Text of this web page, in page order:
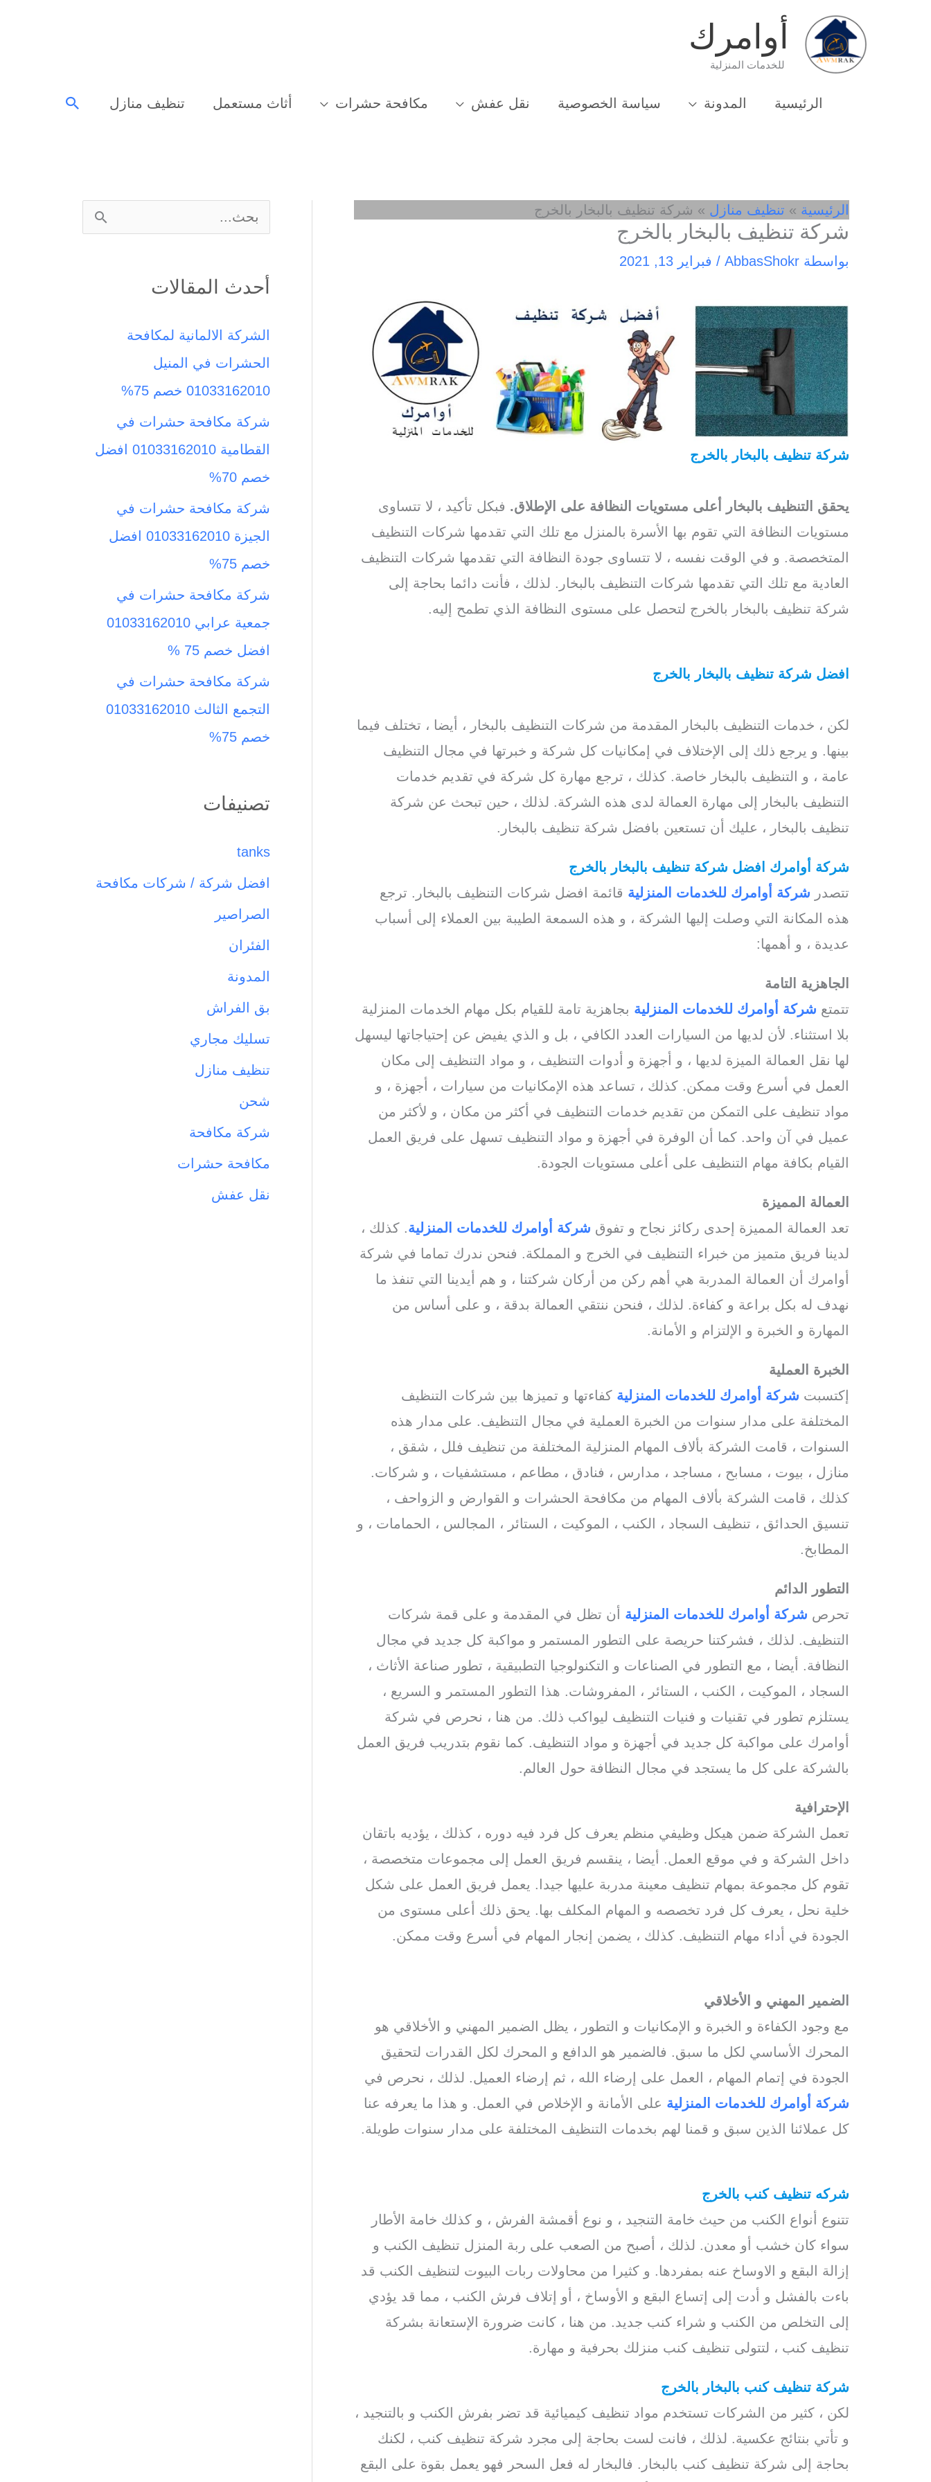
أوامرك
للخدمات المنزلية
الرئيسية المدونة سياسة الخصوصية نقل عفش مكافحة حشرات أثاث مستعمل تنظيف منازل البحث
الرئيسية تنظيف منازل شركة تنظيف بالبخار بالخرج
شركة تنظيف بالبخار بالخرج
بواسطة AbbasShokr
/ فبراير 13, 2021
شركة تنظيف بالبخار بالخرج
يحقق التنظيف بالبخار أعلى مستويات النظافة على الإطلاق. فبكل تأكيد ، لا تتساوى
مستويات النظافة التي تقوم بها الأسرة بالمنزل مع تلك التي تقدمها شركات التنظيف
المتخصصة. و في الوقت نفسه ، لا تتساوى جودة النظافة التي تقدمها شركات التنظيف
العادية مع تلك التي تقدمها شركات التنظيف بالبخار. لذلك ، فأنت دائما بحاجة إلى
شركة تنظيف بالبخار بالخرج لتحصل على مستوى النظافة الذي تطمح إليه.
افضل شركة تنظيف بالبخار بالخرج
لكن ، خدمات التنظيف بالبخار المقدمة من شركات التنظيف بالبخار ، أيضا ، تختلف فيما
بينها. و يرجع ذلك إلى الإختلاف في إمكانيات كل شركة و خبرتها في مجال التنظيف
عامة ، و التنظيف بالبخار خاصة. كذلك ، ترجع مهارة كل شركة في تقديم خدمات
التنظيف بالبخار إلى مهارة العمالة لدى هذه الشركة. لذلك ، حين تبحث عن شركة
تنظيف بالبخار ، عليك أن تستعين بافضل شركة تنظيف بالبخار.
شركة أوامرك افضل شركة تنظيف بالبخار بالخرج
تتصدر شركة أوامرك للخدمات المنزلية قائمة افضل شركات التنظيف بالبخار. ترجع
هذه المكانة التي وصلت إليها الشركة ، و هذه السمعة الطيبة بين العملاء إلى أسباب
عديدة ، و أهمها:
الجاهزية التامة
تتمتع شركة أوامرك للخدمات المنزلية بجاهزية تامة للقيام بكل مهام الخدمات المنزلية
بلا استثناء. لأن لديها من السيارات العدد الكافي ، بل و الذي يفيض عن إحتياجاتها ليسهل
لها نقل العمالة الميزة لديها ، و أجهزة و أدوات التنظيف ، و مواد التنظيف إلى مكان
العمل في أسرع وقت ممكن. كذلك ، تساعد هذه الإمكانيات من سيارات ، أجهزة ، و
مواد تنظيف على التمكن من تقديم خدمات التنظيف في أكثر من مكان ، و لأكثر من
عميل في آن واحد. كما أن الوفرة في أجهزة و مواد التنظيف تسهل على فريق العمل
القيام بكافة مهام التنظيف على أعلى مستويات الجودة.
العمالة المميزة
تعد العمالة المميزة إحدى ركائز نجاح و تفوق شركة أوامرك للخدمات المنزلية. كذلك ،
لدينا فريق متميز من خبراء التنظيف في الخرج و المملكة. فنحن ندرك تماما في شركة
أوامرك أن العمالة المدربة هي أهم ركن من أركان شركتنا ، و هم أيدينا التي تنفذ ما
نهدف له بكل براعة و كفاءة. لذلك ، فنحن ننتقي العمالة بدقة ، و على أساس من
المهارة و الخبرة و الإلتزام و الأمانة.
الخبرة العملية
إكتسبت شركة أوامرك للخدمات المنزلية كفاءتها و تميزها بين شركات التنظيف
المختلفة على مدار سنوات من الخبرة العملية في مجال التنظيف. على مدار هذه
السنوات ، قامت الشركة بألاف المهام المنزلية المختلفة من تنظيف فلل ، شقق ،
منازل ، بيوت ، مسابح ، مساجد ، مدارس ، فنادق ، مطاعم ، مستشفيات ، و شركات.
كذلك ، قامت الشركة بألاف المهام من مكافحة الحشرات و القوارض و الزواحف ،
تنسيق الحدائق ، تنظيف السجاد ، الكنب ، الموكيت ، الستائر ، المجالس ، الحمامات ، و
المطابخ.
التطور الدائم
تحرص شركة أوامرك للخدمات المنزلية أن تظل في المقدمة و على قمة شركات
التنظيف. لذلك ، فشركتنا حريصة على التطور المستمر و مواكبة كل جديد في مجال
النظافة. أيضا ، مع التطور في الصناعات و التكنولوجيا التطبيقية ، تطور صناعة الأثاث ،
السجاد ، الموكيت ، الكنب ، الستائر ، المفروشات. هذا التطور المستمر و السريع ،
يستلزم تطور في تقنيات و فنيات التنظيف ليواكب ذلك. من هنا ، نحرص في شركة
أوامرك على مواكبة كل جديد في أجهزة و مواد التنظيف. كما نقوم بتدريب فريق العمل
بالشركة على كل ما يستجد في مجال النظافة حول العالم.
الإحترافية
تعمل الشركة ضمن هيكل وظيفي منظم يعرف كل فرد فيه دوره ، كذلك ، يؤديه باتقان
داخل الشركة و في موقع العمل. أيضا ، ينقسم فريق العمل إلى مجموعات متخصصة ،
تقوم كل مجموعة بمهام تنظيف معينة مدربة عليها جيدا. يعمل فريق العمل على شكل
خلية نحل ، يعرف كل فرد تخصصه و المهام المكلف بها. يحق ذلك أعلى مستوى من
الجودة في أداء مهام التنظيف. كذلك ، يضمن إنجار المهام في أسرع وقت ممكن.
الضمير المهني و الأخلاقي
مع وجود الكفاءة و الخبرة و الإمكانيات و التطور ، يظل الضمير المهني و الأخلاقي هو
المحرك الأساسي لكل ما سبق. فالضمير هو الدافع و المحرك لكل القدرات لتحقيق
الجودة في إتمام المهام ، العمل على إرضاء الله ، ثم إرضاء العميل. لذلك ، نحرص في
شركة أوامرك للخدمات
المنزلية على الأمانة و الإخلاص في العمل. و هذا ما يعرفه عنا
كل عملائنا الذين سبق و قمنا لهم بخدمات التنظيف المختلفة على مدار سنوات طويلة.
شركه تنظيف كنب بالخرج
تتنوع أنواع الكنب من حيث خامة التنجيد ، و نوع أقمشة الفرش ، و كذلك خامة الأطار
سواء كان خشب أو معدن. لذلك ، أصبح من الصعب على ربة المنزل تنظيف الكنب و
إزالة البقع و الاوساخ عنه بمفردها. و كثيرا من محاولات ربات البيوت لتنظيف الكنب قد
باءت بالفشل و أدت إلى إتساع البقع و الأوساخ ، أو إتلاف فرش الكنب ، مما قد يؤدي
إلى التخلص من الكنب و شراء كنب جديد. من هنا ، كانت ضرورة الإستعانة بشركة
تنظيف كنب ، لتتولى تنظيف كنب منزلك بحرفية و مهارة.
شركة تنظيف كنب بالبخار بالخرج
لكن ، كثير من الشركات تستخدم مواد تنظيف كيميائية قد تضر بفرش الكنب و بالتنجيد ،
و تأتي بنتائج عكسية. لذلك ، فانت لست بحاجة إلى مجرد شركة تنظيف كنب ، لكنك
بحاجة إلى شركة تنظيف كنب بالبخار. فالبخار له فعل السحر فهو يعمل بقوة على البقع
ب
ث
ع
ن
أحدث المقالات
الشركة الالمانية لمكافحة
الحشرات في المنيل
01033162010 خصم 75%
شركة مكافحة حشرات في
القطامية 01033162010 افضل
خصم 70%
شركة مكافحة حشرات في
الجيزة 01033162010 افضل
خصم 75%
شركة مكافحة حشرات في
جمعية عرابي 01033162010
افضل خصم 75 %
شركة مكافحة حشرات في
التجمع الثالث 01033162010
خصم 75%
تصنيفات
tanks
افضل شركة / شركات مكافحة
الصراصير
الفئران
المدونة
بق الفراش
تسليك مجاري
تنظيف منازل
شحن
شركة مكافحة
مكافحة حشرات
نقل عفش